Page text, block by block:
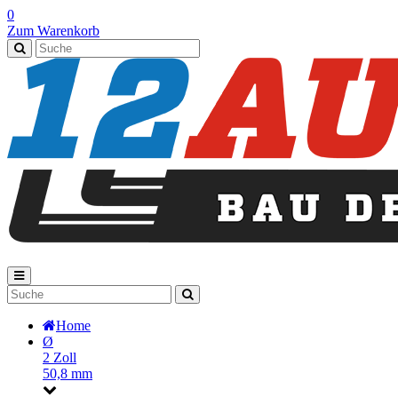
0
Zum Warenkorb
Home
Ø
2 Zoll
50,8 mm